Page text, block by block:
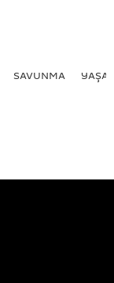
SAVUNMA